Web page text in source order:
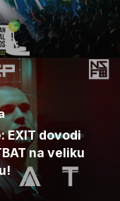
EXIT dovodi
na veliku